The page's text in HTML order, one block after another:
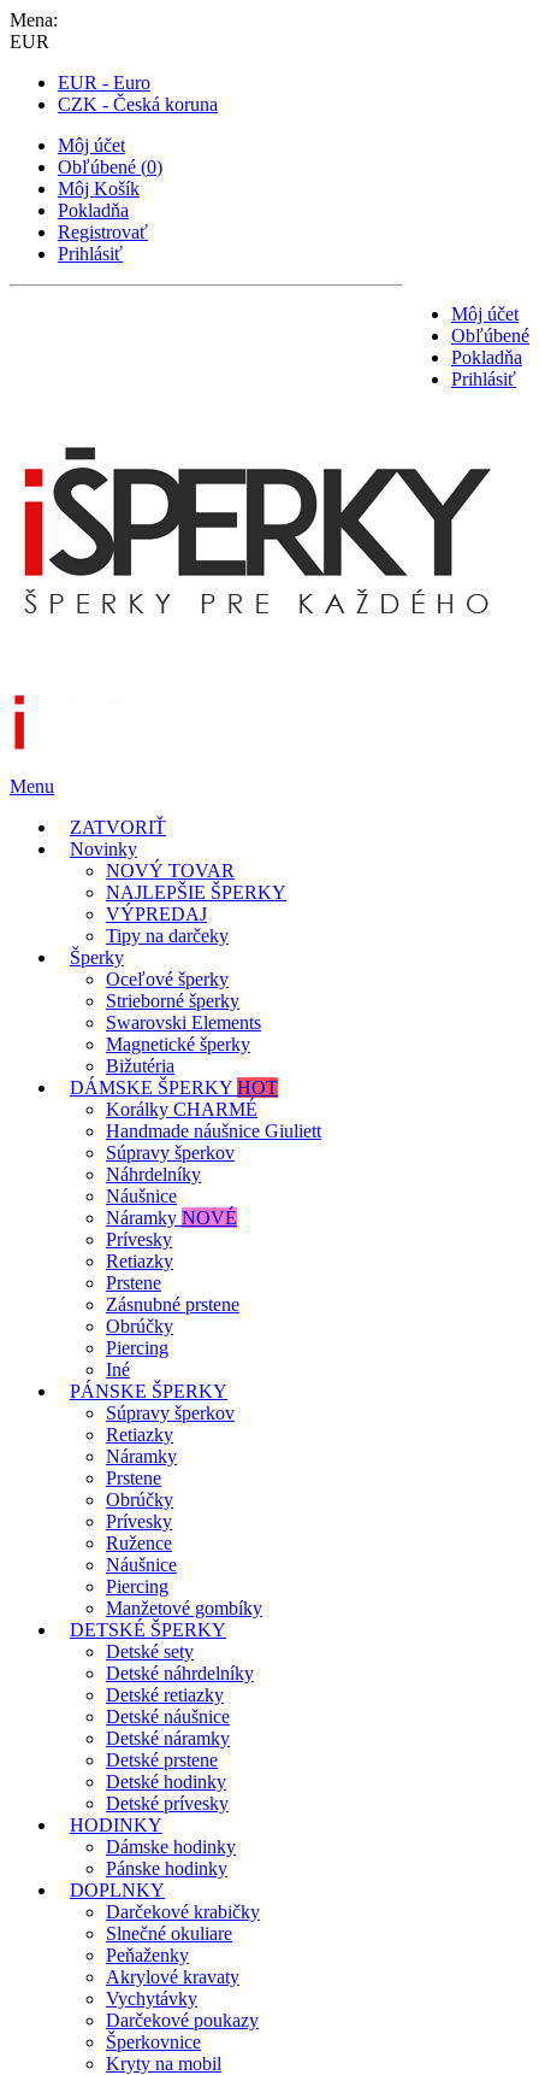
Mena:
EUR
EUR - Euro
CZK - Česká koruna
Môj účet
Obľúbené (0)
Môj Košík
Pokladňa
Registrovať
Prihlásiť
Môj účet
Obľúbené
Pokladňa
Prihlásiť
Menu
ZATVORIŤ
Novinky
NOVÝ TOVAR
NAJLEPŠIE ŠPERKY
VÝPREDAJ
Tipy na darčeky
Šperky
Oceľové šperky
Strieborné šperky
Swarovski Elements
Magnetické šperky
Bižutéria
DÁMSKE ŠPERKY HOT
Korálky CHARMÉ
Handmade náušnice Giuliett
Súpravy šperkov
Náhrdelníky
Náušnice
Náramky NOVÉ
Prívesky
Retiazky
Prstene
Zásnubné prstene
Obrúčky
Piercing
Iné
PÁNSKE ŠPERKY
Súpravy šperkov
Retiazky
Náramky
Prstene
Obrúčky
Prívesky
Ružence
Náušnice
Piercing
Manžetové gombíky
DETSKÉ ŠPERKY
Detské sety
Detské náhrdelníky
Detské retiazky
Detské náušnice
Detské náramky
Detské prstene
Detské hodinky
Detské prívesky
HODINKY
Dámske hodinky
Pánske hodinky
DOPLNKY
Darčekové krabičky
Slnečné okuliare
Peňaženky
Akrylové kravaty
Vychytávky
Darčekové poukazy
Šperkovnice
Kryty na mobil